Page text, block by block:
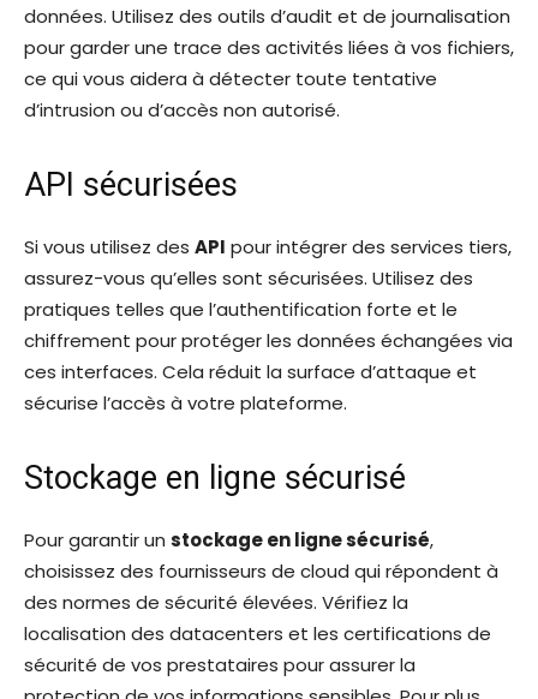
données. Utilisez des outils d’audit et de journalisation
pour garder une trace des activités liées à vos fichiers,
ce qui vous aidera à détecter toute tentative
d’intrusion ou d’accès non autorisé.
API sécurisées
Si vous utilisez des API pour intégrer des services tiers,
assurez-vous qu’elles sont sécurisées. Utilisez des
pratiques telles que l’authentification forte et le
chiffrement pour protéger les données échangées via
ces interfaces. Cela réduit la surface d’attaque et
sécurise l’accès à votre plateforme.
Stockage en ligne sécurisé
Pour garantir un stockage en ligne sécurisé,
choisissez des fournisseurs de cloud qui répondent à
des normes de sécurité élevées. Vérifiez la
localisation des datacenters et les certifications de
sécurité de vos prestataires pour assurer la